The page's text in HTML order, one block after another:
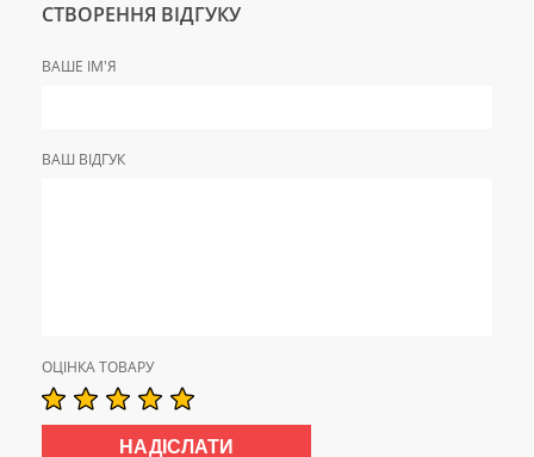
СТВОРЕННЯ ВІДГУКУ
ВАШЕ ІМ'Я
ВАШ ВІДГУК
ОЦІНКА ТОВАРУ